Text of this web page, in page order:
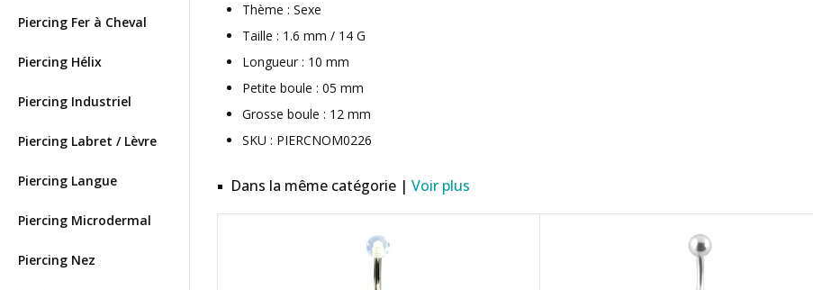
Piercing Fer à Cheval
Piercing Hélix
Piercing Industriel
Piercing Labret / Lèvre
Piercing Langue
Piercing Microdermal
Piercing Nez
Thème : Sexe
Taille : 1.6 mm / 14 G
Longueur : 10 mm
Petite boule : 05 mm
Grosse boule : 12 mm
SKU : PIERCNOM0226
Dans la même catégorie | Voir plus